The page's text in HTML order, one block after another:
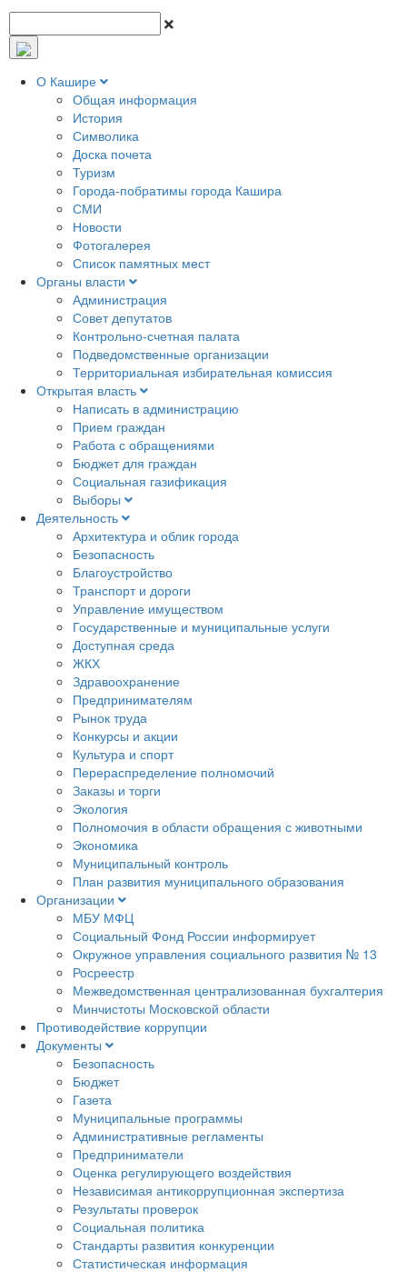
О Кашире
Общая информация
История
Символика
Доска почета
Туризм
Города-побратимы города Кашира
СМИ
Новости
Фотогалерея
Список памятных мест
Органы власти
Администрация
Совет депутатов
Контрольно-счетная палата
Подведомственные организации
Территориальная избирательная комиссия
Открытая власть
Написать в администрацию
Прием граждан
Работа с обращениями
Бюджет для граждан
Социальная газификация
Выборы
Деятельность
Архитектура и облик города
Безопасность
Благоустройство
Транспорт и дороги
Управление имуществом
Государственные и муниципальные услуги
Доступная среда
ЖКХ
Здравоохранение
Предпринимателям
Рынок труда
Конкурсы и акции
Культура и спорт
Перераспределение полномочий
Заказы и торги
Экология
Полномочия в области обращения с животными
Экономика
Муниципальный контроль
План развития муниципального образования
Организации
МБУ МФЦ
Социальный Фонд России информирует
Окружное управления социального развития № 13
Росреестр
Межведомственная централизованная бухгалтерия
Минчистоты Московской области
Противодействие коррупции
Документы
Безопасность
Бюджет
Газета
Муниципальные программы
Административные регламенты
Предприниматели
Оценка регулирующего воздействия
Независимая антикоррупционная экспертиза
Результаты проверок
Социальная политика
Стандарты развития конкуренции
Статистическая информация